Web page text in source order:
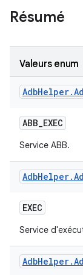
Résumé
Valeurs enum
AdbHelper.
ABB_EXEC
Service ABB.
AdbHelper.
EXEC
Service
AdbHelper.